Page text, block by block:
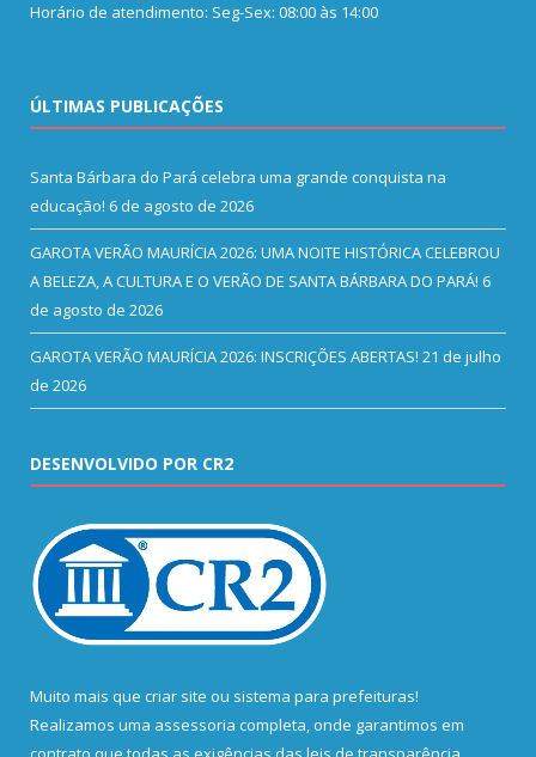
Horário de atendimento: Seg-Sex: 08:00 às 14:00
ÚLTIMAS PUBLICAÇÕES
Santa Bárbara do Pará celebra uma grande conquista na
educação! 6 de agosto de 2026
GAROTA VERÃO MAURÍCIA 2026: UMA NOITE HISTÓRICA CELEBROU
A BELEZA, A CULTURA E O VERÃO DE SANTA BÁRBARA DO PARÁ! 6
de agosto de 2026
GAROTA VERÃO MAURÍCIA 2026: INSCRIÇÕES ABERTAS! 21 de julho
de 2026
DESENVOLVIDO POR CR2
Muito mais que criar site ou sistema para prefeituras!
Realizamos uma assessoria completa, onde garantimos em